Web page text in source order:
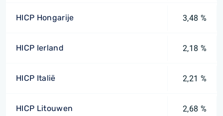
HICP Hongarije 3,48 %
HICP Ierland 2,18 %
HICP Italië 2,21 %
HICP Litouwen 2,68 %